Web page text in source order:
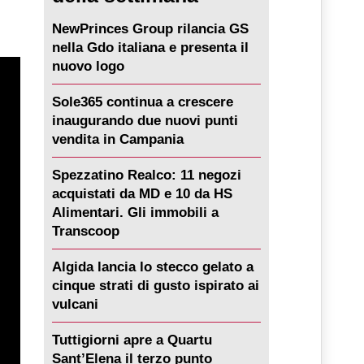
NewPrinces Group rilancia GS
nella Gdo italiana e presenta il
nuovo logo
Sole365 continua a crescere
inaugurando due nuovi punti
vendita in Campania
Spezzatino Realco: 11 negozi
acquistati da MD e 10 da HS
Alimentari. Gli immobili a
Transcoop
Algida lancia lo stecco gelato a
cinque strati di gusto ispirato ai
vulcani
Tuttigiorni apre a Quartu
Sant’Elena il terzo punto